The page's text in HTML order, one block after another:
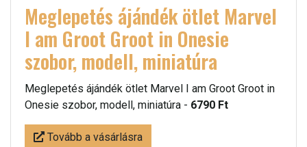
Meglepetés ájándék ötlet Marvel
I am Groot Groot in Onesie
szobor, modell, miniatúra
Meglepetés ájándék ötlet Marvel I am Groot Groot in
Onesie szobor, modell, miniatúra - 6790 Ft
Tovább a vásárlásra